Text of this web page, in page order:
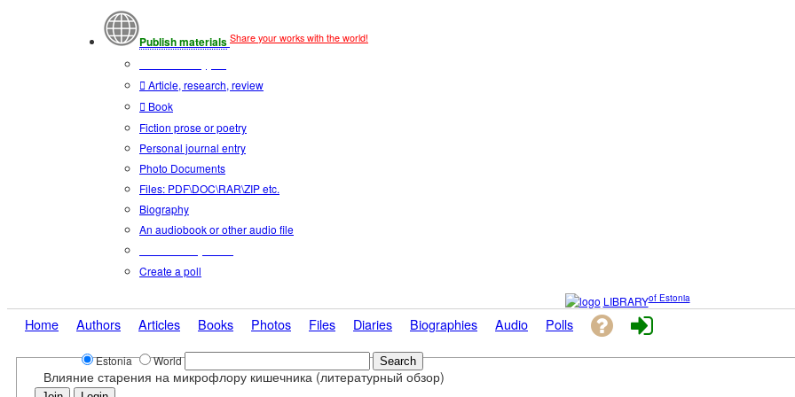
Publish materials Share your works with the world!
Article, research, review
Book
Fiction prose or poetry
Personal journal entry
Photo Documents
Files: PDF\DOC\RAR\ZIP etc.
Biography
An audiobook or other audio file
Create a poll
Estonia World
LIBRARYof Estonia
Home Authors Articles Books Photos Files Diaries Biographies Audio Polls
Влияние старения на микрофлору кишечника (литературный обзор)